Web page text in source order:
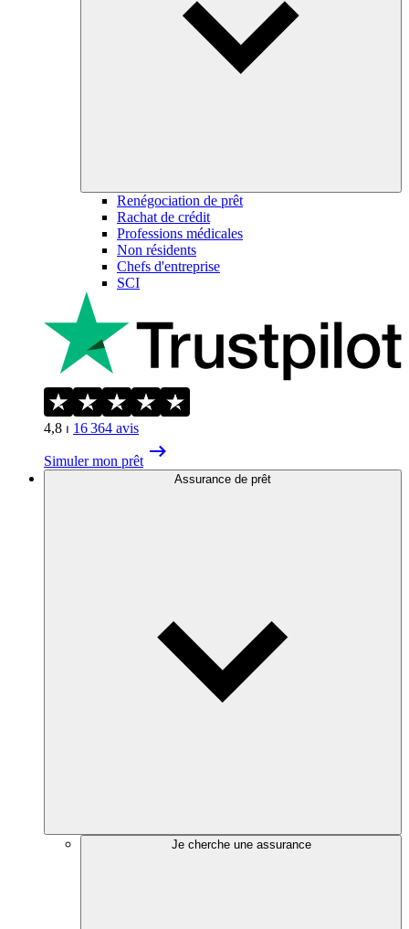
Renégociation de prêt
Rachat de crédit
Professions médicales
Non résidents
Chefs d'entreprise
SCI
4,8 ⏐ 16 364 avis
Simuler mon prêt
Assurance de prêt
Je cherche une assurance